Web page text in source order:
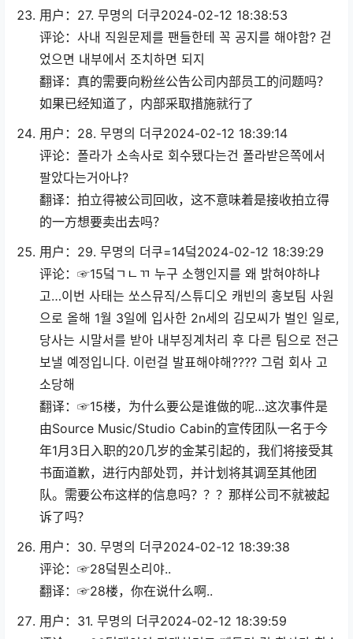
用户：27. 무명의 더쿠2024-02-12 18:38:53
评论：사내 직원문제를 팬들한테 꼭 공지를 해야함? 걷
었으면 내부에서 조치하면 되지
翻译：真的需要向粉丝公告公司内部员工的问题吗？
如果已经知道了，内部采取措施就行了
用户：28. 무명의 더쿠2024-02-12 18:39:14
评论：폴라가 소속사로 회수됐다는건 폴라받은쪽에서
팔았다는거아냐?
翻译：拍立得被公司回收，这不意味着是接收拍立得
的一方想要卖出去吗？
用户：29. 무명의 더쿠=14덬2024-02-12 18:39:29
评论：☞15덬ㄱㄴㄲ 누구 소행인지를 왜 밝혀야하냐
고…이번 사태는 쏘스뮤직/스튜디오 캐빈의 홍보팀 사원
으로 올해 1월 3일에 입사한 2n세의 김모씨가 벌인 일로,
당사는 시말서를 받아 내부징계처리 후 다른 팀으로 전근
보낼 예정입니다. 이런걸 발표해야해???? 그럼 회사 고
소당해
翻译：☞15楼，为什么要公是谁做的呢…这次事件是
由Source Music/Studio Cabin的宣传团队一名于今
年1月3日入职的20几岁的金某引起的，我们将接受其
书面道歉，进行内部处罚，并计划将其调至其他团
队。需要公布这样的信息吗？？？那样公司不就被起
诉了吗？
用户：30. 무명의 더쿠2024-02-12 18:39:38
评论：☞28덬뭔소리야..
翻译：☞28楼，你在说什么啊..
用户：31. 무명의 더쿠2024-02-12 18:39:59